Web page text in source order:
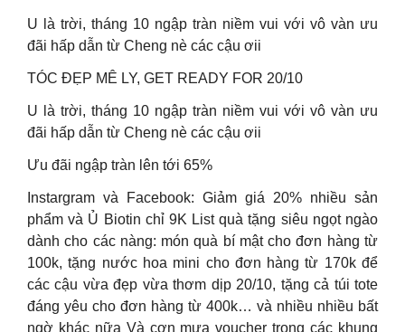
U là trời, tháng 10 ngập tràn niềm vui với vô vàn ưu
đãi hấp dẫn từ Cheng nè các cậu ơii
TÓC ĐẸP MÊ LY, GET READY FOR 20/10
U là trời, tháng 10 ngập tràn niềm vui với vô vàn ưu
đãi hấp dẫn từ Cheng nè các cậu ơii
Ưu đãi ngập tràn lên tới 65%
Instargram và Facebook: Giảm giá 20% nhiều sản
phẩm và Ủ Biotin chỉ 9K List quà tặng siêu ngọt ngào
dành cho các nàng: món quà bí mật cho đơn hàng từ
100k, tặng nước hoa mini cho đơn hàng từ 170k để
các cậu vừa đẹp vừa thơm dịp 20/10, tặng cả túi tote
đáng yêu cho đơn hàng từ 400k… và nhiều nhiều bất
ngờ khác nữa Và cơn mưa voucher trong các khung